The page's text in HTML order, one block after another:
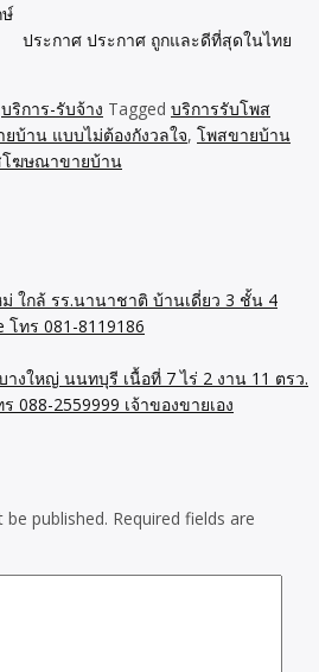
ประกาศ ประกาศ ถูกและดีที่สุดในไทย
บริการ-รับจ้าง Tagged บริการรับโพส
บ้าน แบบไม่ต้องกังวลใจ, โพสขายบ้าน
ฆษณาขายบ้าน
ม่ ใกล้ รร.นานาชาติ บ้านเดี่ยว 3 ชั้น 4
โทร 081-8119186
งใหญ่ นนทบุรี เนื้อที่ 7 ไร่ 2 งาน 11 ตรว.
088-2559999 เจ้าของขายเอง
published. Required fields are